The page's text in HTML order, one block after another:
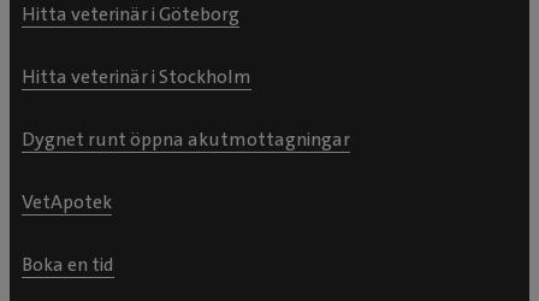
Hitta veterinär i Göteborg
Hitta veterinär i Stockholm
Dygnet runt öppna akutmottagningar
VetApotek
Boka en tid